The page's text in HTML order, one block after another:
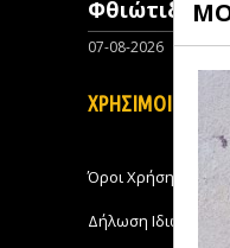
Φθιώτιδα
07-08-2026
ΧΡΗΣΙΜΟΙ
Όροι Χρήσης
Δήλωση